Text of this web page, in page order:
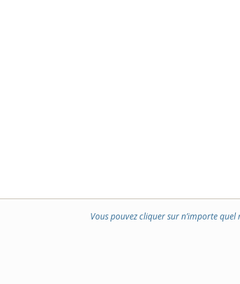
Vous pouvez cliquer sur n’importe